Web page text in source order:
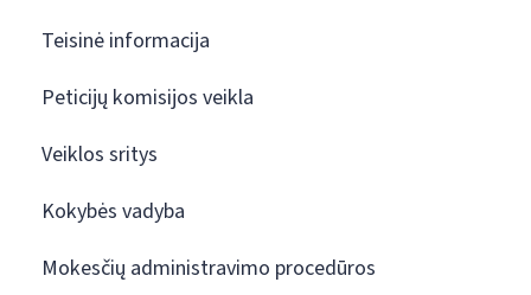
Teisinė informacija
Peticijų komisijos veikla
Veiklos sritys
Kokybės vadyba
Mokesčių administravimo procedūros